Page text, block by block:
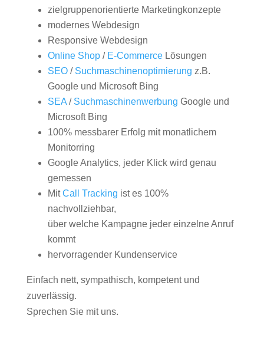
zielgruppenorientierte Marketingkonzepte
modernes Webdesign
Responsive Webdesign
Online Shop/ E-CommerceLösungen
SEO/ Suchmaschinenoptimierung z.B.
Google und Microsoft Bing
SEA/ Suchmaschinenwerbung Google und
Microsoft Bing
100% messbarer Erfolg mit monatlichem
Monitorring
Google Analytics, jeder Klick wird genau
gemessen
MitCall Tracking ist es 100%
nachvollziehbar,
über welche Kampagne jeder einzelne Anruf
kommt
hervorragender Kundenservice
Einfach nett, sympathisch, kompetent und
zuverlässig.
Sprechen Sie mit uns.